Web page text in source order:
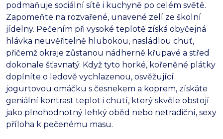
podmaňuje sociální sítě i kuchyně po celém světě.
Zapomeňte na rozvařené, unavené zelí ze školní
jídelny. Pečením při vysoké teplotě získá obyčejná
hlávka neuvěřitelně hlubokou, nasládlou chuť,
přičemž okraje zůstanou nádherně křupavé a střed
dokonale šťavnatý. Když tyto horké, kořeněné plátky
doplníte o ledově vychlazenou, osvěžující
jogurtovou omáčku s česnekem a koprem, získáte
geniální kontrast teplot i chutí, který skvěle obstojí
jako plnohodnotný lehký oběd nebo netradiční, sexy
příloha k pečenému masu.